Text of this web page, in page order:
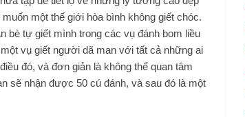
một thế giới hòa bình không giết chóc.
bè tự giết mình trong các vụ đánh bom liều
vụ giết người dã man với tất cả những ai
đó, và đơn giản là không thể quan tâm
sẽ nhận được 50 cú đánh, và sau đó là một